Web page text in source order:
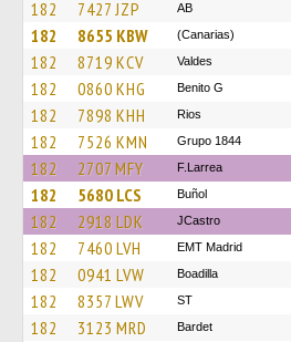
182 7427 JZP AB
182 8655 KBW (Canarias)
182 8719 KCV Valdes
182 0860 KHG Benito G
182 7898 KHH Rios
182 7526 KMN Grupo 1844
182 2707 MFY F.Larrea
182 5680 LCS Buñol
182 2918 LDK JCastro
182 7460 LVH EMT Madrid
182 0941 LVW Boadilla
182 8357 LWV ST
182 3123 MRD Bardet